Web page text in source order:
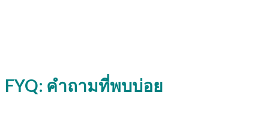
FYQ: คำถามที่พบบ่อย